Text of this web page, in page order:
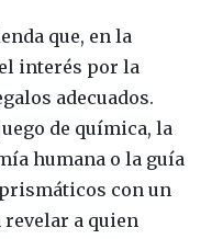
que, en la
interés por la
adecuados.
de química, la
humana o la guía
prismáticos con un
revelar a quien